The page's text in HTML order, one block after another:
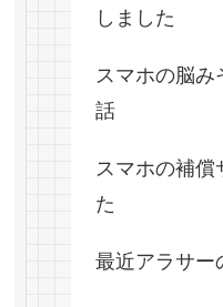
しました
スマホの脳み
話
スマホの補償
た
最近アラサー